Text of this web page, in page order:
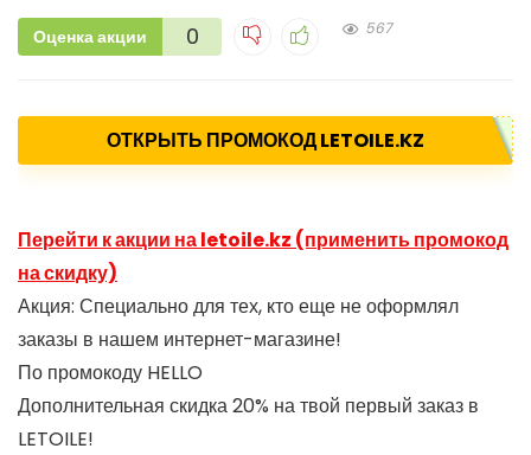
Оценка акции 0 567
ОТКРЫТЬ ПРОМОКОД LETOILE.KZ
Перейти к акции на letoile.kz (применить промокод
на скидку)
Акция: Специально для тех, кто еще не оформлял
заказы в нашем интернет-магазине!
По промокоду HELLO
Дополнительная скидка 20% на твой первый заказ в
LETOILE!